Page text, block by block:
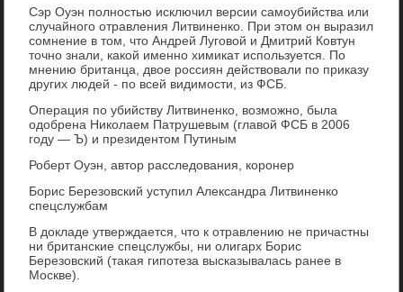
Сэр Оуэн полностью исключил версии самоубийства или
случайного отравления Литвиненко. При этом он выразил
сомнение в том, что Андрей Луговой и Дмитрий Ковтун
точно знали, какой именно химикат используется. По
мнению британца, двое россиян действовали по приказу
других людей - по всей видимости, из ФСБ.
Операция по убийству Литвиненко, возможно, была
одобрена Николаем Патрушевым (главой ФСБ в 2006
году — Ъ) и президентом Путиным
Роберт Оуэн, автор расследования, коронер
Борис Березовский уступил Александра Литвиненко
спецслужбам
В докладе утверждается, что к отравлению не причастны
ни британские спецслужбы, ни олигарх Борис
Березовский (такая гипотеза высказывалась ранее в
Москве).